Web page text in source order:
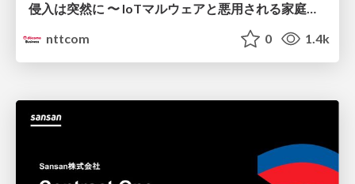
侵入は突然に 〜 IoTマルウェアと悪用される家庭の機器 ～ / When Intrusion Strikes: IoT Malware and the Abuse of Home Devices
nttcom
0 1.4k